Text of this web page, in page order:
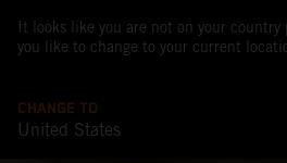
It looks like you are not on your country
you like to change to your current
CHANGE TO
United States